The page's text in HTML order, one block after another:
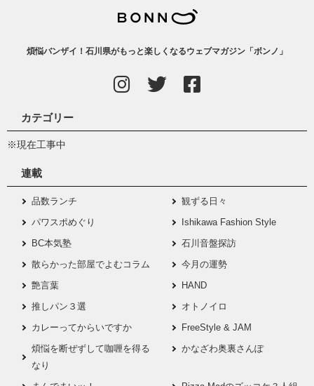
煩悩バンザイ！石川県がもっと楽しくなるウェブマガジン「ボンノ」
カテゴリー
※現在工事中
連載
品数ランチ
観ずる日々
パワスポめぐり
Ishikawa Fashion Style
BC本気塾
石川音盤探訪
散らかった部屋でよむコラム
今月の運勢
艶言葉
HAND
推しパン３選
オトノイロ
カレーってからいですか
FreeStyle & JAM
煩悩を断ぜずして咖喱を得る
なり
かなざわ奥裏さんぽ